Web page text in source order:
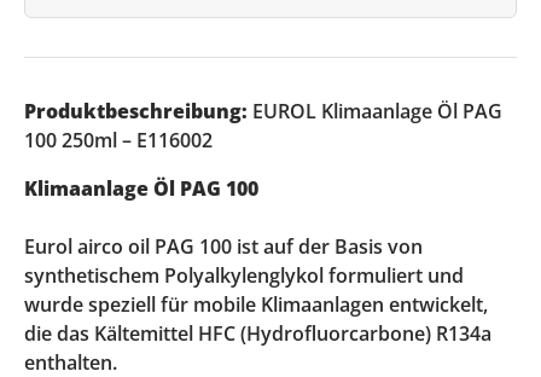
Produktbeschreibung: EUROL Klimaanlage Öl PAG
100 250ml – E116002
Klimaanlage Öl PAG 100
Eurol airco oil PAG 100 ist auf der Basis von
synthetischem Polyalkylenglykol formuliert und
wurde speziell für mobile Klimaanlagen entwickelt,
die das Kältemittel HFC (Hydrofluorcarbone) R134a
enthalten.